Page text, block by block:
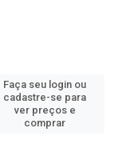
Faça seu login ou
cadastre-se para
ver preços e
comprar